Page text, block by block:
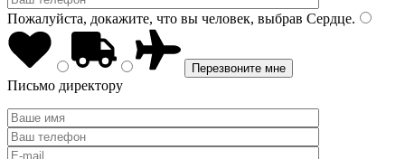
Пожалуйста, докажите, что вы человек, выбрав Сердце.
Письмо директору